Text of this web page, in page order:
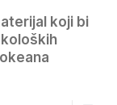
koji bi